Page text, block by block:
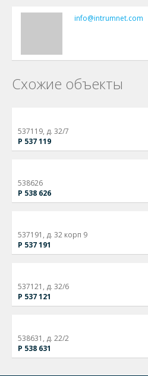
info@intrumnet.com
Схожие объекты
537119, д. 32/7
Р 537 119
538626
Р 538 626
537191, д. 32 корп 9
Р 537 191
537121, д. 32/6
Р 537 121
538631, д. 22/2
Р 538 631